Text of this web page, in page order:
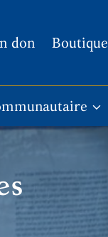
don Boutique